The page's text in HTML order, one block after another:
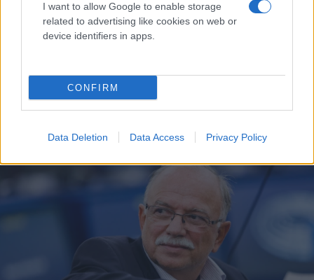
I want to allow Google to enable storage
related to advertising like cookies on web or
device identifiers in apps.
CONFIRM
Data Deletion Data Access Privacy Policy
Ευρωβουλευτές ΝΔ: Πρωτιά για τον Γιώργο Αυτιά
- Ποια ηχηρά ονόματα μένουν εκτός
συμπληρώνει ο Φρέντης Μπελέρης
Συντακτική